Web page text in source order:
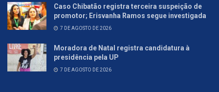
Caso Chibatão registra terceira suspeição de
promotor; Erisvanha Ramos segue investigada
7 DE AGOSTO DE 2026
Moradora de Natal registra candidatura à
presidência pela UP
7 DE AGOSTO DE 2026